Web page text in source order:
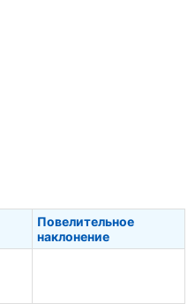
Повелительное
наклонение